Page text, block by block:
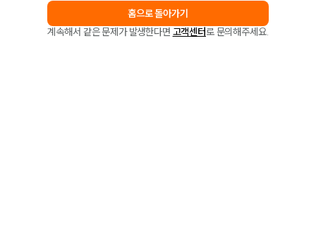
홈으로 돌아가기
계속해서 같은 문제가 발생한다면 고객센터로 문의해주세요.